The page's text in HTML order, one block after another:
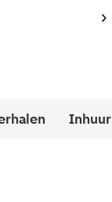
sluit uitklapmenu
Inhuur